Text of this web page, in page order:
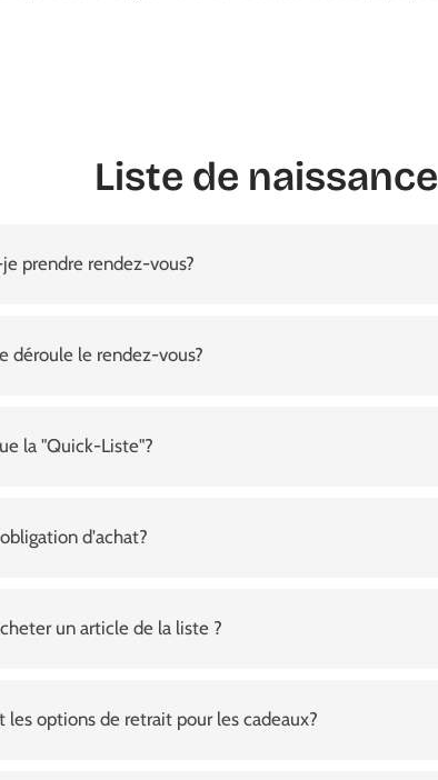
Liste de naissance
prendre rendez-vous?
déroule le rendez-vous?
la "Quick-Liste"?
d'achat?
un article de la liste ?
les options de retrait pour les cadeaux?